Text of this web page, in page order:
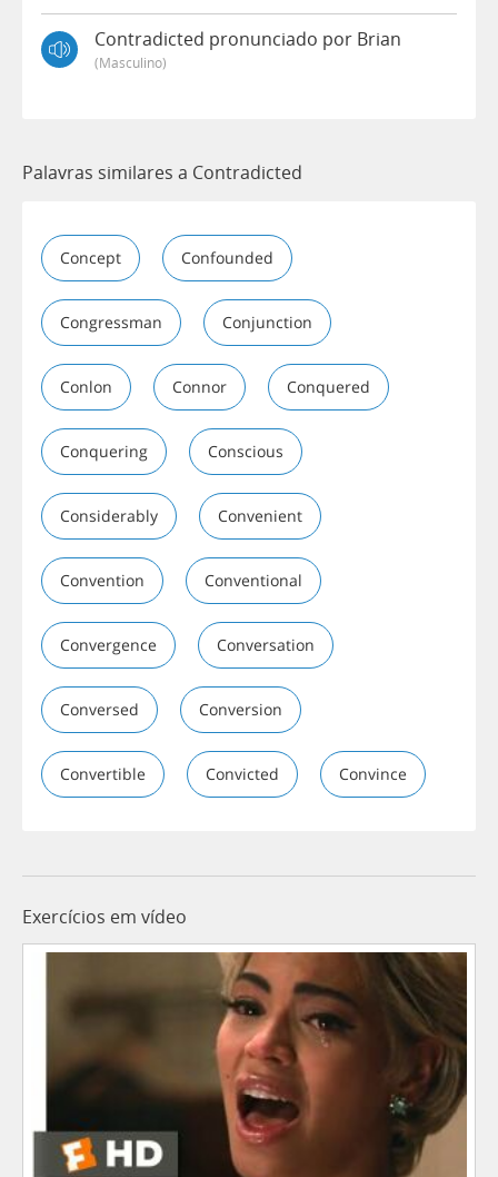
Contradicted pronunciado por Brian
(masculino)
Palavras similares a Contradicted
Concept Confounded
Congressman Conjunction
Conlon Connor Conquered
Conquering Conscious
Considerably Convenient
Convention Conventional
Convergence Conversation
Conversed Conversion
Convertible Convicted Convince
Exercícios em vídeo